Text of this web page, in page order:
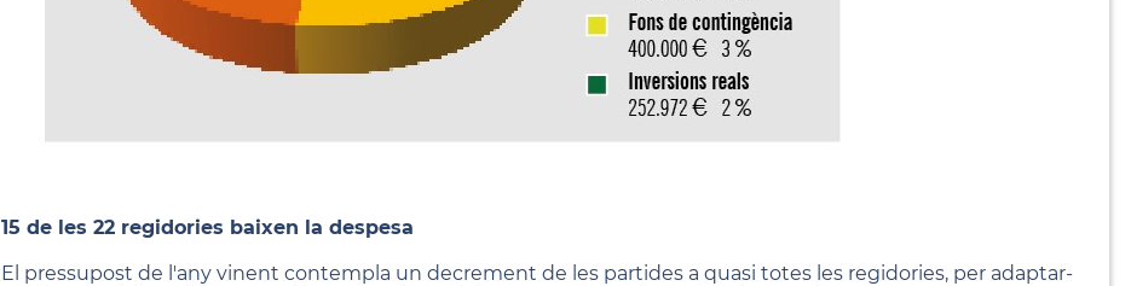
15 de les 22 regidories baixen la despesa
El pressupost de l'any vinent contempla un decrement de les partides a quasi totes les regidories, per adaptar-